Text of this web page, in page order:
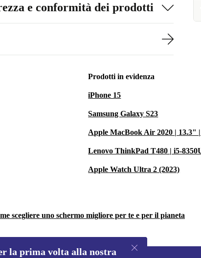
e conformità dei prodotti
Prodotti in evidenza
iPhone 15
Samsung Galaxy S23
Apple MacBook Air 2020 | 13.3"
Lenovo ThinkPad T480 | i5-
Apple Watch Ultra 2 (2023)
scegliere uno schermo migliore per te e per il pianeta
la prima volta alla nostra